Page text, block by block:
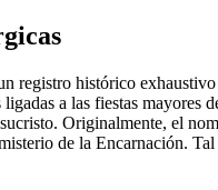
registro histórico
ligadas a las fiestas
Originalmente, el
de la Encarnación.